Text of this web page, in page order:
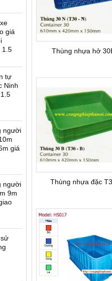
giá
1.5
tự
Ninh
người
giá
người
9m
Thùng nhựa hở
Thùng nhựa đặc
nâng điện cao ELT